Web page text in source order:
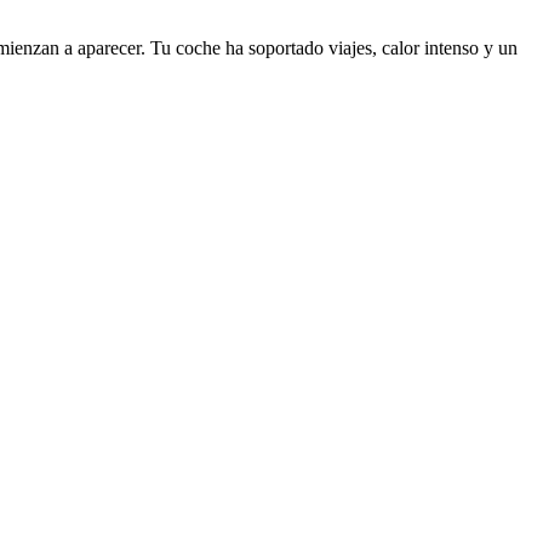
a aparecer. Tu coche ha soportado viajes, calor intenso y un